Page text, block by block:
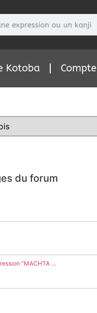
Kotoba Compte
du forum
"MACHTA …